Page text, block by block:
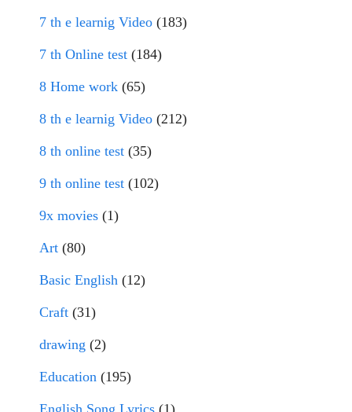
7 th e learnig Video (183)
7 th Online test (184)
8 Home work (65)
8 th e learnig Video (212)
8 th online test (35)
9 th online test (102)
9x movies (1)
Art (80)
Basic English (12)
Craft (31)
drawing (2)
Education (195)
English Song Lyrics (1)